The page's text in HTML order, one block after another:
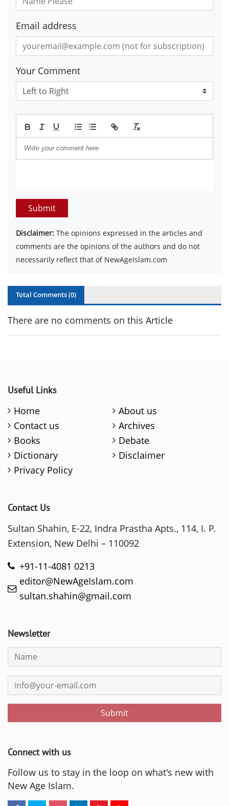
Email address
Your Comment
Submit
Disclaimer: The opinions expressed in the articles and
comments are the opinions of the authors and do not
necessarily reflect that of NewAgeIslam.com
Total Comments (0)
There are no comments on this Article
Useful Links
Home
About us
Contact us
Archives
Books
Debate
Dictionary
Disclaimer
Privacy Policy
Contact Us
Sultan Shahin, E-22, Indra Prastha Apts., 114, I. P.
Extension, New Delhi – 110092
+91-11-4081 0213
editor@NewAgeIslam.com
sultan.shahin@gmail.com
Newsletter
Submit
Connect with us
Follow us to stay in the loop on what's new with
New Age Islam.